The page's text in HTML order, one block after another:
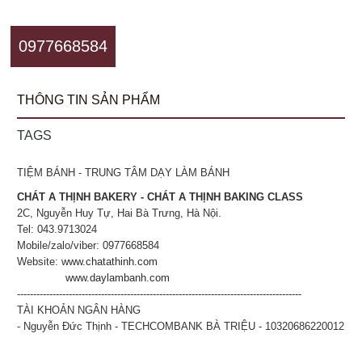
0977668584
THÔNG TIN SẢN PHẨM
TAGS
TIỆM BÁNH - TRUNG TÂM DẠY LÀM BÁNH
CHÁT A THỊNH BAKERY - CHÁT A THỊNH BAKING CLASS
2C, Nguyễn Huy Tự, Hai Bà Trưng, Hà Nội.
Tel: 043.9713024
Mobile/zalo/viber: 0977668584
Website:www.chatathinh.com
www.daylambanh.com
----------------------------------------------------------------------------------------
TÀI KHOẢN NGÂN HÀNG
- Nguyễn Đức Thịnh - TECHCOMBANK BÀ TRIỆU - 10320686220012